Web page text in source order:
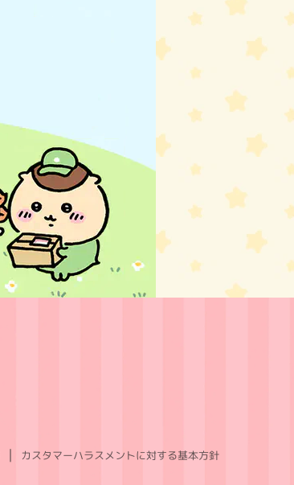
カスタマーハラスメントに対する基本方針